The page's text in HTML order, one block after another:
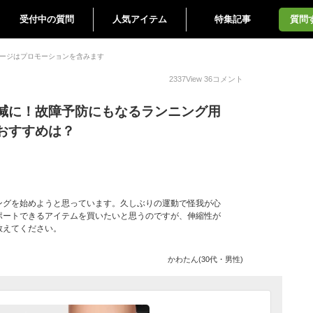
受付中の質問 人気アイテム 特集記事 質問
ジはプロモーションを含みます
2337View 36コメント
に！故障予防にもなるランニング用
すすめは？
を始めようと思っています。久しぶりの運動で怪我が心
トできるアイテムを買いたいと思うのですが、伸縮性が
てください。
かわたん(30代・男性)